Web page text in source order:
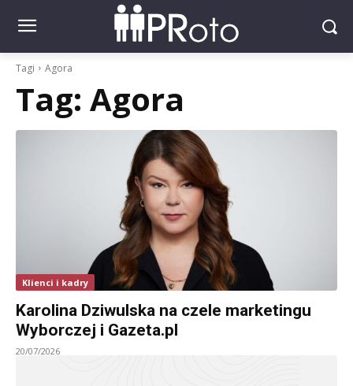
Tagi Agora
Tag: Agora
Klienci i kadry
Karolina Dziwulska na czele marketingu
Wyborczej i Gazeta.pl
20/07/2026